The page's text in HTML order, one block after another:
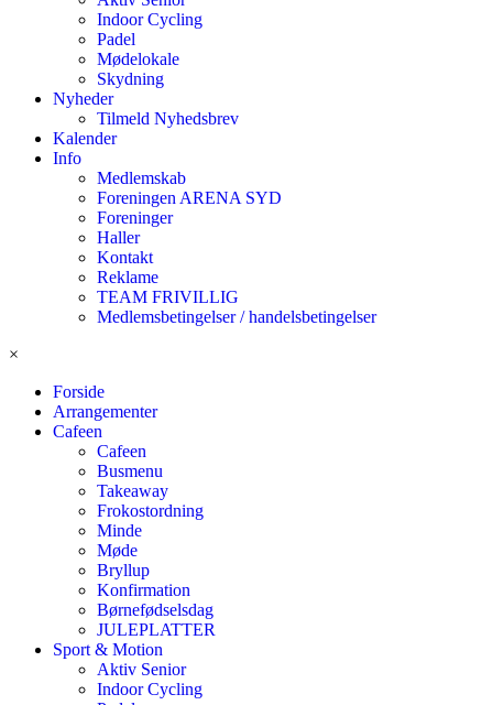
Indoor Cycling
Padel
Mødelokale
Skydning
Nyheder
Tilmeld Nyhedsbrev
Kalender
Info
Medlemskab
Foreningen ARENA SYD
Foreninger
Haller
Kontakt
Reklame
TEAM FRIVILLIG
Medlemsbetingelser / handelsbetingelser
×
Forside
Arrangementer
Cafeen
Cafeen
Busmenu
Takeaway
Frokostordning
Minde
Møde
Bryllup
Konfirmation
Børnefødselsdag
JULEPLATTER
Sport & Motion
Aktiv Senior
Indoor Cycling